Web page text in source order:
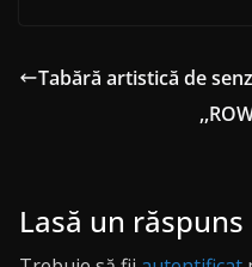
Tabără artistică de
Lasă un răspuns